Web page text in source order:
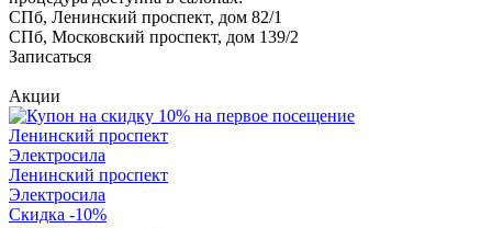
СПб, Ленинский проспект, дом 82/1
СПб, Московский проспект, дом 139/2
Записаться
Акции
Ленинский проспект
Электросила
Ленинский проспект
Электросила
Скидка -10%